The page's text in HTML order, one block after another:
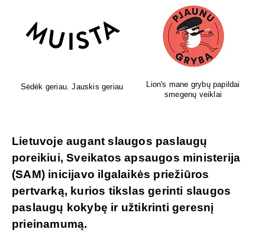
Sėdėk geriau. Jauskis geriau
Lion's mane grybų papildai
smegenų veiklai
Lietuvoje augant slaugos paslaugų
poreikiui, Sveikatos apsaugos ministerija
(SAM) inicijavo ilgalaikės priežiūros
pertvarką, kurios tikslas gerinti slaugos
paslaugų kokybę ir užtikrinti geresnį
prieinamumą.